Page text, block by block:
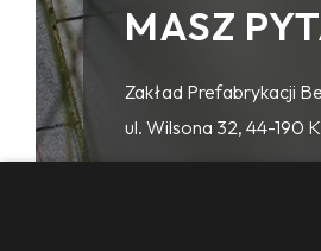
MASZ
Zakład Prefabrykacji
ul. Wilsona 32, 44-190